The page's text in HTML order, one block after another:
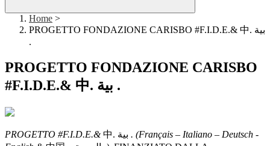
Home >
PROGETTO FONDAZIONE CARISBO #F.I.D.E.& 中. بية
.
PROGETTO FONDAZIONE CARISBO
#F.I.D.E.& 中. بية .
PROGETTO #F.I.D.E.&
. (Français – Italiano – Deutsch -